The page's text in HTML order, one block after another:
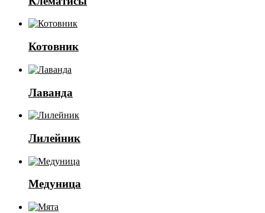
Котовник
Лаванда
Лилейник
Медуница